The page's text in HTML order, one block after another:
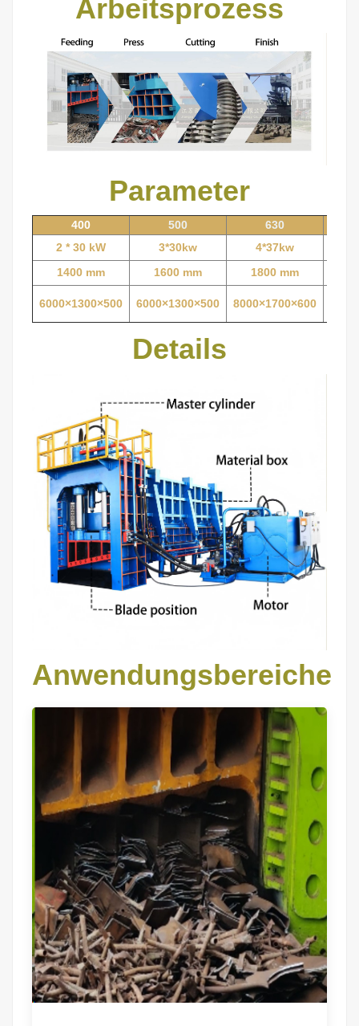
Arbeitsprozess
Parameter
400 500
630
2 * 30 kW
3*30kw 4*37kw
1400 mm
1600 mm 1800 mm
6000×1300×500 6000×1300×500 8000×1700×600
Details
Anwendungsbereiche